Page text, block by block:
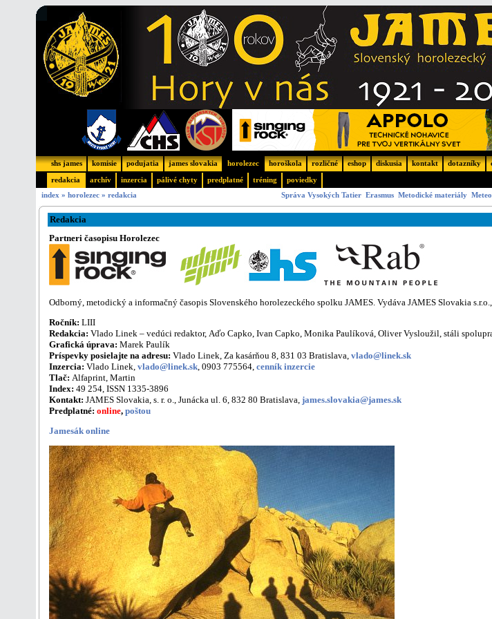
shs james komisie podujatia james slovakia horolezec horoškola rozličné eshop diskusia kontakt dotazníky
redakcia archív inzercia pálivé chyty predplatné tréning
poviedky
index » horolezec » redakcia Správa Vysokých Tatier Erasmus Metodické materiály Meteo
Redakcia
Partneri časopisu Horolezec
Odborný, metodický a informačný časopis Slovenského horolezeckého spolku JAMES. Vydáva JAMES Slovakia
Ročník: LIII
Redakcia: Vlado Linek – vedúci redaktor, Aďo Capko, Ivan Capko, Monika Paulíková, Oliver Vysloužil, stáli
Grafická úprava: Marek Paulík
Príspevky posielajte na adresu: Vlado Linek, Za kasárňou 8, 831 03 Bratislava, vlado@linek.sk
Inzercia: Vlado Linek, vlado@linek.sk, 0903 775564, cenník inzercie
Tlač: Alfaprint, Martin
Index: 49 254, ISSN 1335-3896
Kontakt: JAMES Slovakia, s. r. o., Junácka ul. 6, 832 80 Bratislava, james.slovakia@james.sk
Predplatné: online, poštou
Jamesák online